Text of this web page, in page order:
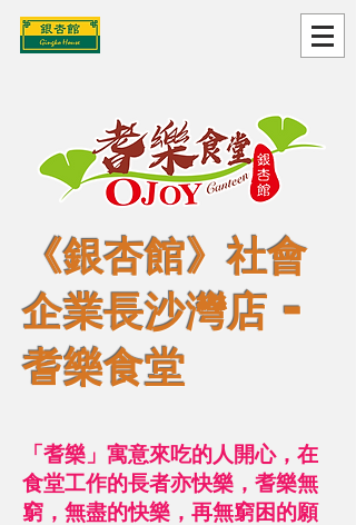
《銀杏館》社會
企業長沙灣店 -
耆樂食堂
「耆樂」寓意來吃的人開心，在
食堂工作的長者亦快樂，耆樂無
窮，無盡的快樂，再無窮困的願